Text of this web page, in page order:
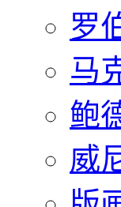
罗
马
鲍
威